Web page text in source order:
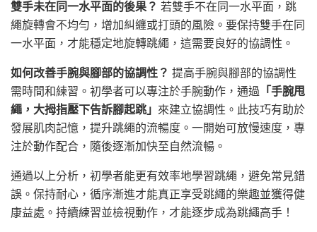
雙手未在同一水平面的後果？ 若雙手不在同一水平面，跳
繩旋轉會不均勻，增加糾纏或打頭的風險。要保持雙手在同
一水平面，才能穩定地旋轉跳繩，這需要良好的協調性。
如何改善手腕與腳部的協調性？ 提高手腕與腳部的協調性
需時間和練習。初學者可以專注於手腕動作，通過 「手腕甩
繩，大拇指壓下告訴腳起跳」 來建立協調性。此技巧有助於
發展肌肉記憶，提升跳繩的流暢度。一開始可放慢速度，專
注於動作配合，隨後逐漸加快至自然流暢。
通過以上分析，初學者能更有效率地學習跳繩，避免常見錯
誤。保持耐心，循序漸進才能真正享受跳繩的樂趣並獲得健
康益處。持續練習並檢視動作，才能逐步成為跳繩高手！